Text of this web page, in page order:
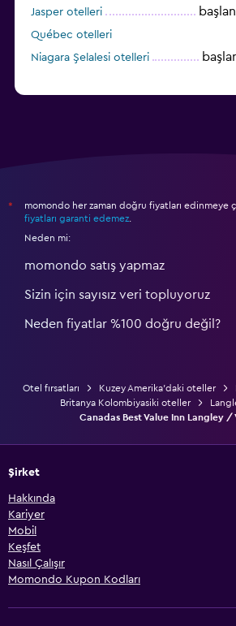
Jasper otelleri
Québec otelleri
Niagara Şelalesi otelleri
*
momondo her zaman doğru fiyatları edinmeye
fiyatları garanti edemez
Neden mi:
momondo satış yapmaz
Sizin için sayısız veri topluyoruz
Neden fiyatlar %100 doğru değil?
Otel fırsatları Kuzey Amerika'daki oteller
Britanya Kolombiyasiki oteller
Canadas Best Value Inn Langley /
Şirket
Hakkında
Kariyer
Mobil
Keşfet
Nasıl Çalışır
Momondo Kupon Kodları